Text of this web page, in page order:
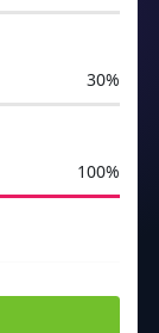
30%
100%